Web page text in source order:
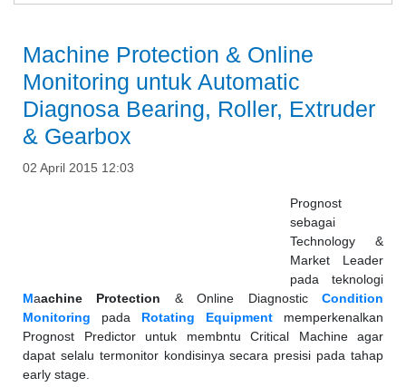
Machine Protection & Online
Monitoring untuk Automatic
Diagnosa Bearing, Roller, Extruder
& Gearbox
02 April 2015 12:03
Prognost
sebagai
Technology &
Market Leader
pada teknologi
Maachine Protection & Online DiagnosticCondition
Monitoring pada Rotating Equipment memperkenalkan
Prognost Predictor untuk membntu Critical Machine agar
dapat selalu termonitor kondisinya secara presisi pada tahap
early stage.